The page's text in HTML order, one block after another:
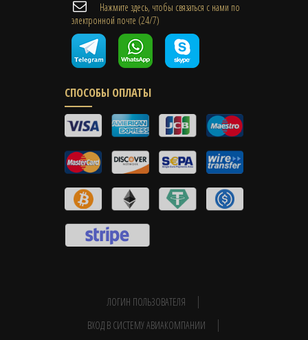
Нажмите здесь, чтобы связаться с нами по
электронной почте (24/7)
СПОСОБЫ ОПЛАТЫ
ЛОГИН ПОЛЬЗОВАТЕЛЯ
ВХОД В СИСТЕМУ АВИАКОМПАНИИ